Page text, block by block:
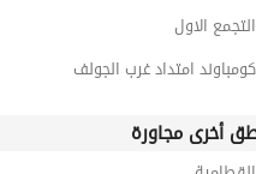
الاول
امتداد غرب الجولف
أخرى مجاورة